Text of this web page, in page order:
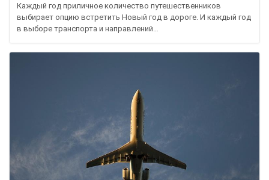
Каждый год приличное количество путешественников
выбирает опцию встретить Новый год в дороге. И каждый год
в выборе транспорта и направлений…